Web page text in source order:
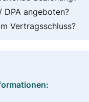
DPA angeboten?
Vertragsschluss?